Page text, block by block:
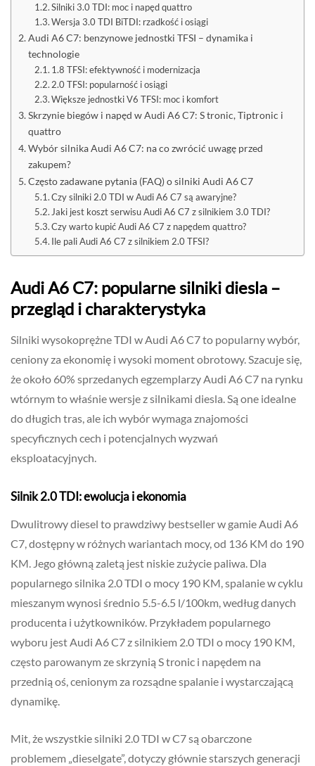
Silniki 3.0 TDI: moc i napęd quattro
Wersja 3.0 TDI BiTDI: rzadkość i osiągi
Audi A6 C7: benzynowe jednostki TFSI – dynamika i
technologie
1.8 TFSI: efektywność i modernizacja
2.0 TFSI: popularność i osiągi
Większe jednostki V6 TFSI: moc i komfort
Skrzynie biegów i napęd w Audi A6 C7: S tronic, Tiptronic i
quattro
Wybór silnika Audi A6 C7: na co zwrócić uwagę przed
zakupem?
Często zadawane pytania (FAQ) o silniki Audi A6 C7
Czy silniki 2.0 TDI w Audi A6 C7 są awaryjne?
Jaki jest koszt serwisu Audi A6 C7 z silnikiem 3.0 TDI?
Czy warto kupić Audi A6 C7 z napędem quattro?
Ile pali Audi A6 C7 z silnikiem 2.0 TFSI?
Audi A6 C7: popularne silniki diesla –
przegląd i charakterystyka
Silniki wysokoprężne TDI w Audi A6 C7 to popularny wybór,
ceniony za ekonomię i wysoki moment obrotowy. Szacuje się,
że około 60% sprzedanych egzemplarzy Audi A6 C7 na rynku
wtórnym to właśnie wersje z silnikami diesla. Są one idealne
do długich tras, ale ich wybór wymaga znajomości
specyficznych cech i potencjalnych wyzwań
eksploatacyjnych.
Silnik 2.0 TDI: ewolucja i ekonomia
Dwulitrowy diesel to prawdziwy bestseller w gamie Audi A6
C7, dostępny w różnych wariantach mocy, od 136 KM do 190
KM. Jego główną zaletą jest niskie zużycie paliwa. Dla
popularnego silnika 2.0 TDI o mocy 190 KM, spalanie w cyklu
mieszanym wynosi średnio 5.5-6.5 l/100km, według danych
producenta i użytkowników. Przykładem popularnego
wyboru jest Audi A6 C7 z silnikiem 2.0 TDI o mocy 190 KM,
często parowanym ze skrzynią S tronic i napędem na
przednią oś, cenionym za rozsądne spalanie i wystarczającą
dynamikę.
Mit, że wszystkie silniki 2.0 TDI w C7 są obarczone
problemem „dieselgate”, dotyczy głównie starszych generacji